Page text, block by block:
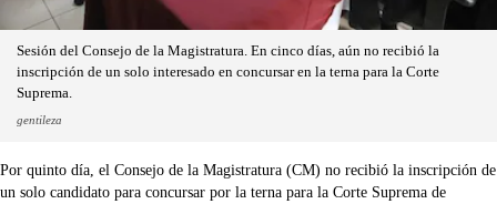
Sesión del Consejo de la Magistratura. En cinco días, aún no recibió la
inscripción de un solo interesado en concursar en la terna para la Corte
Suprema.
gentileza
Por quinto día, el Consejo de la Magistratura (CM) no recibió la inscripción de
un solo candidato para concursar por la terna para la Corte Suprema de